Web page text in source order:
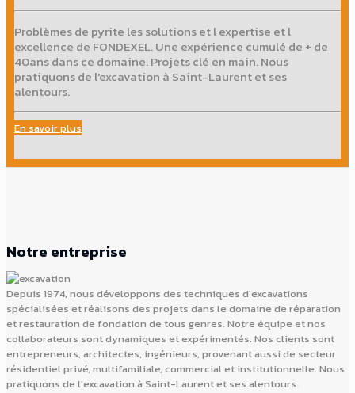
Problèmes de pyrite les solutions et l expertise et l
excellence de FONDEXEL. Une expérience cumulé de + de
40ans dans ce domaine. Projets clé en main. Nous
pratiquons de l'excavation à Saint-Laurent et ses
alentours.
En savoir plus
Notre entreprise
Depuis 1974, nous développons des techniques d'excavations
spécialisées et réalisons des projets dans le domaine de réparation
et restauration de fondation de tous genres. Notre équipe et nos
collaborateurs sont dynamiques et expérimentés. Nos clients sont
entrepreneurs, architectes, ingénieurs, provenant aussi de secteur
résidentiel privé, multifamiliale, commercial et institutionnelle. Nous
pratiquons de l'excavation à Saint-Laurent et ses alentours.